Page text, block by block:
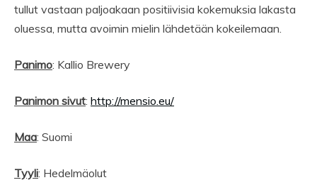
tullut vastaan paljoakaan positiivisia kokemuksia lakasta
oluessa, mutta avoimin mielin lähdetään kokeilemaan.
Panimo: Kallio Brewery
Panimon sivut: http://mensio.eu/
Maa: Suomi
Tyyli: Hedelmäolut